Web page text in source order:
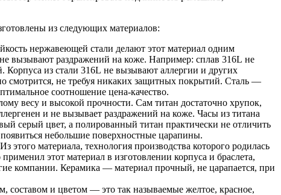
из следующих материалов:
нержавеющей стали делают этот материал одним
вызывают раздражений на коже. Например: сплав 316L не
Корпуса из стали 316L не вызывают аллергии и других
не требуя никаких защитных покрытий. Сталь —
соотношение цена-качество.
весу и высокой прочности. Сам титан достаточно хрупок,
и не вызывает раздражений на коже. Часы из титана
серый цвет, а полированный титан практически не отличить
небольшие поверхностные царапины.
материала, технология производства которого родилась
этот материал в изготовлении корпуса и браслета,
компании. Керамика — материал прочный, не царапается, при
составом и цветом — это так называемые желтое, красное,